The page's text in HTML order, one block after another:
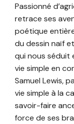
Passionné
retrace ses
poétique
du dessin naïf
qui nous séduit
vie simple en
Samuel Lewis,
vie simple à la
savoir-faire
force de ses